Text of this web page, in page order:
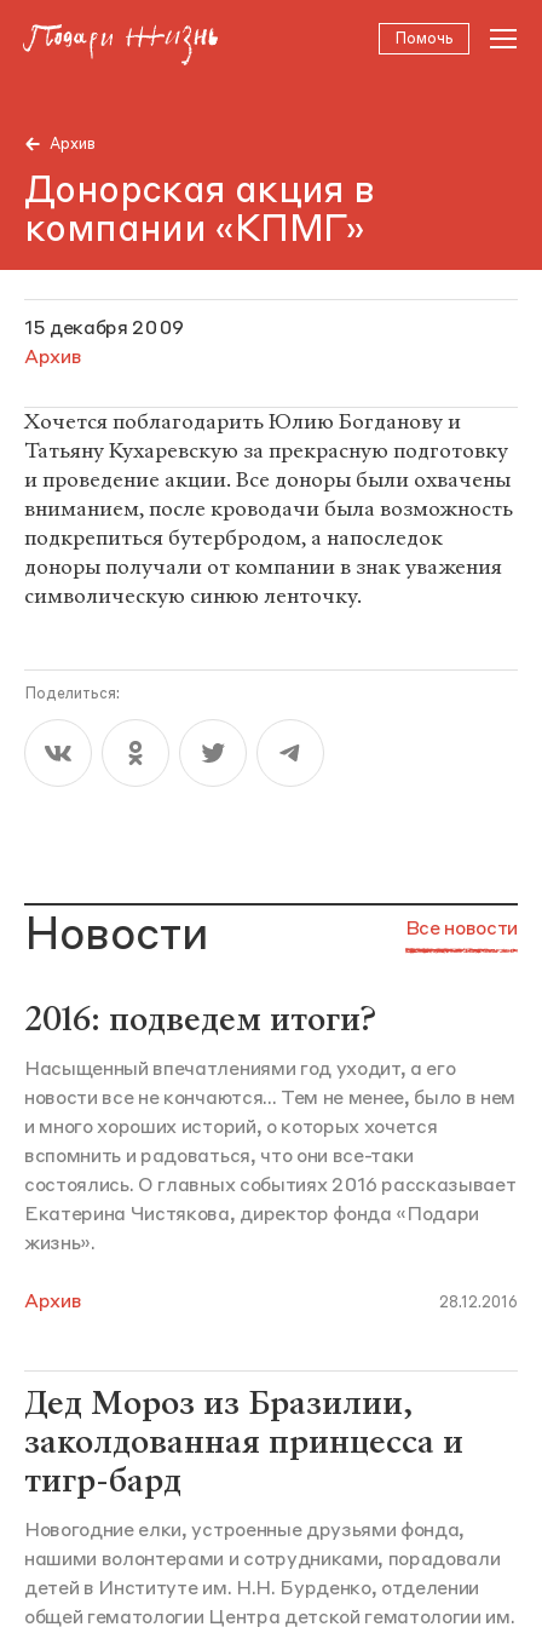
Помочь
Архив
Донорская акция в
компании «КПМГ»
15 декабря 2009
Архив
Хочется поблагодарить Юлию Богданову и
Татьяну Кухаревскую за прекрасную подготовку
и проведение акции. Все доноры были охвачены
вниманием, после кроводачи была возможность
подкрепиться бутербродом, а напоследок
доноры получали от компании в знак уважения
символическую синюю ленточку.
Поделиться:
Новости Все новости
2016: подведем итоги?
Насыщенный впечатлениями год уходит, а его
новости все не кончаются... Тем не менее, было в нем
и много хороших историй, о которых хочется
вспомнить и радоваться, что они все-таки
состоялись. О главных событиях 2016 рассказывает
Екатерина Чистякова, директор фонда «Подари
жизнь».
Архив 28.12.2016
Дед Мороз из Бразилии,
заколдованная принцесса и
тигр-бард
Новогодние елки, устроенные друзьями фонда,
нашими волонтерами и сотрудниками, порадовали
детей в Институте им. Н.Н. Бурденко, отделении
общей гематологии Центра детской гематологии им.